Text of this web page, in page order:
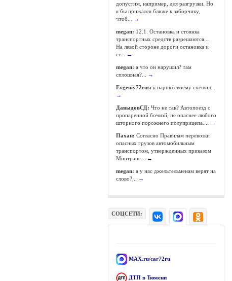
допустим, например, для разгрузки. Но
я бы прижался ближе к заборчику,
чтоб...
→
megan: 12.1. Остановка и стоянка
транспортных средств разрешаются...
На левой стороне дороги остановка и
ст...
→
megan: а что он нарушил? там
сплошная?...
→
Evgeniy72rus: к парню своему спешил...
→
ДавыдовСД: Что не так? Автопоезд с
пропаренной бочкой, не опаснее любого
шторного порожнего полуприцепа....
→
Пахан: Согласно Правилам перевозки
опасных грузов автомобильным
транспортом, утвержденных приказом
Минтранс...
→
megan: а у нас джельтельменам верят на
слово?...
→
СОЦСЕТИ:
MAX.ru/car72ru
ДТП в Тюмени